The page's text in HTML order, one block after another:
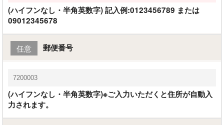
(ハイフンなし・半角英数字) 記入例:0123456789 または
09012345678
任意 郵便番号
(ハイフンなし・半角英数字)※ご入力いただくと住所が自動入
力されます。